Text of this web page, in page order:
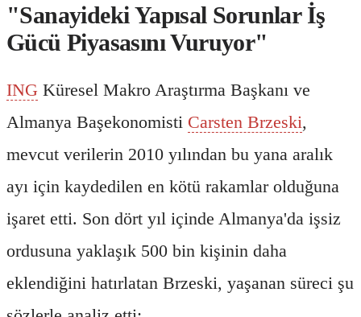
"Sanayideki Yapısal Sorunlar İş
Gücü Piyasasını Vuruyor"
ING Küresel Makro Araştırma Başkanı ve
Almanya Başekonomisti Carsten Brzeski,
mevcut verilerin 2010 yılından bu yana aralık
ayı için kaydedilen en kötü rakamlar olduğuna
işaret etti. Son dört yıl içinde Almanya'da işsiz
ordusuna yaklaşık 500 bin kişinin daha
eklendiğini hatırlatan Brzeski, yaşanan süreci şu